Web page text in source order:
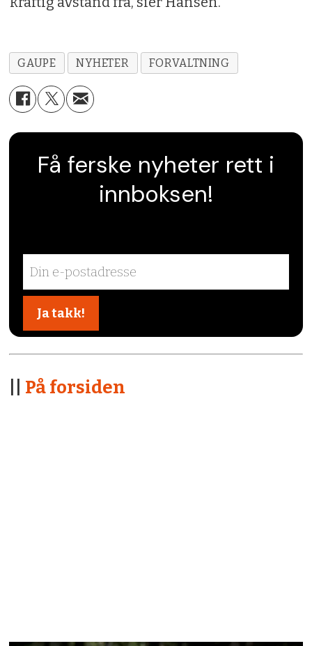
GAUPE NYHETER FORVALTNING
Få ferske nyheter rett i
innboksen!
På forsiden